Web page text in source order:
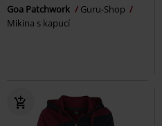
Goa Patchwork
Guru-Shop
Mikina s kapucí